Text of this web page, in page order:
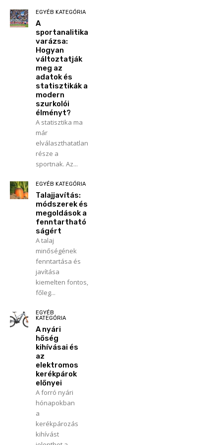
EGYÉB KATEGÓRIA
A
sportanalitika
varázsa:
Hogyan
változtatják
meg az
adatok és
statisztikák a
modern
szurkolói
élményt?
A statisztika ma
már
elválaszthatatlan
része a
sportnak. Az...
EGYÉB KATEGÓRIA
Talajjavítás:
módszerek és
megoldások a
fenntartható
ságért
A talaj
minőségének
fenntartása és
javítása
kiemelten fontos,
főleg...
EGYÉB
KATEGÓRIA
A nyári
hőség
kihívásai és
az
elektromos
kerékpárok
előnyei
A forró nyári
hónapokban
a
kerékpározás
kihívást